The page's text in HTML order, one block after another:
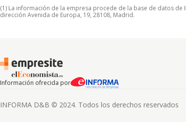
(1) La información de la empresa procede de la base de datos de
dirección Avenida de Europa, 19, 28108, Madrid.
Información ofrecida por
INFORMA D&B © 2024. Todos los derechos reservados